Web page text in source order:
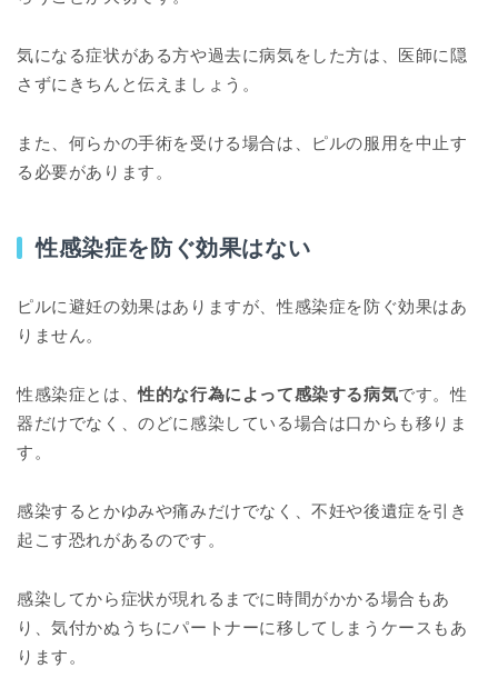
気になる症状がある方や過去に病気をした方は、医師に隠
さずにきちんと伝えましょう。
また、何らかの手術を受ける場合は、ピルの服用を中止す
る必要があります。
性感染症を防ぐ効果はない
ピルに避妊の効果はありますが、性感染症を防ぐ効果はあ
りません。
性感染症とは、性的な行為によって感染する病気です。性
器だけでなく、のどに感染している場合は口からも移りま
す。
感染するとかゆみや痛みだけでなく、不妊や後遺症を引き
起こす恐れがあるのです。
感染してから症状が現れるまでに時間がかかる場合もあ
り、気付かぬうちにパートナーに移してしまうケースもあ
ります。